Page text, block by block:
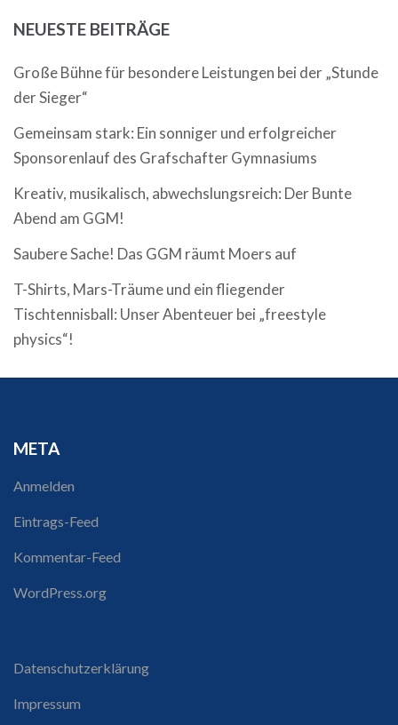
NEUESTE BEITRÄGE
Große Bühne für besondere Leistungen bei der „Stunde
der Sieger“
Gemeinsam stark: Ein sonniger und erfolgreicher
Sponsorenlauf des Grafschafter Gymnasiums
Kreativ, musikalisch, abwechslungsreich: Der Bunte
Abend am GGM!
Saubere Sache! Das GGM räumt Moers auf
T-Shirts, Mars-Träume und ein fliegender
Tischtennisball: Unser Abenteuer bei „freestyle
physics“!
META
Anmelden
Eintrags-Feed
Kommentar-Feed
WordPress.org
Datenschutzerklärung
Impressum